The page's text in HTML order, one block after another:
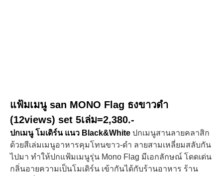
แฟ้มเมนู san MONO Flag ธงขาวดำ
(12views) set 5เล่ม=2,380.-
ปกเมนู โมเดิร์น แนว Black&White ปกเมนูสานลายคลาสิก
ด้วยสีเล่มเมนูอาหารคุมโทนขาว-ดำ ลายสามเหลี่ยมสลับกัน
ไปมา ทำให้ปกแฟ้มเมนูรุ่น Mono Flag มีเอกลักษณ์ โดดเด่น
กลิ่นอายความเป็นโมเดิร์น เข้ากันได้กับร้านอาหาร ร้าน